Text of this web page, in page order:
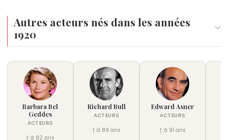
Autres acteurs nés dans les années
1920
Barbara Bel
Geddes
ACTEURS
† à 82 ans
Richard Bull
ACTEURS
† à 89 ans
Edward Asner
ACTEURS
† à 91 ans